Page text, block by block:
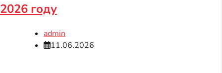
2026 году
admin
11.06.2026